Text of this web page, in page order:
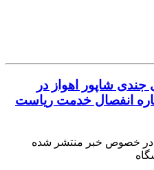
شاپور اهواز در
انفصال خدمت ریاست
در خصوص خبر منتشر شده